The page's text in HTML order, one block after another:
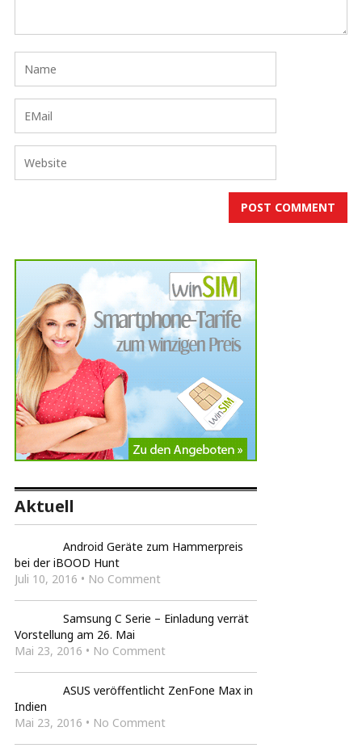
Aktuell
Android Geräte zum Hammerpreis
bei der iBOOD Hunt
Juli 10, 2016 • No Comment
Samsung C Serie – Einladung verrät
Vorstellung am 26. Mai
Mai 23, 2016 • No Comment
ASUS veröffentlicht ZenFone Max in
Indien
Mai 23, 2016 • No Comment